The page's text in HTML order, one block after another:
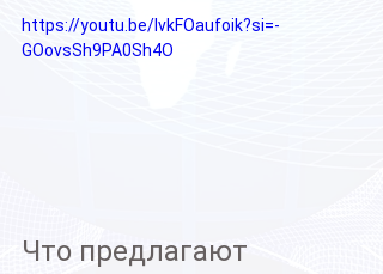
https://youtu.be/IvkFOaufoik?si=-
GOovsSh9PA0Sh4O
Что предлагают